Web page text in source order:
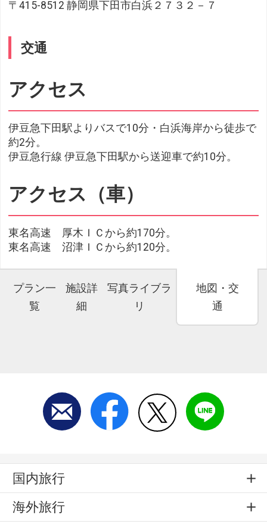
〒415-8512 静岡県下田市白浜２７３２－７
交通
アクセス
伊豆急下田駅よりバスで10分・白浜海岸から徒歩で
約2分。
伊豆急行線 伊豆急下田駅から送迎車で約10分。
アクセス（車）
東名高速 厚木ＩＣから約170分。
東名高速 沼津ＩＣから約120分。
プラン一
覧
施設詳
細
写真ライブラ
リ
地図・交
通
国内旅行
海外旅行